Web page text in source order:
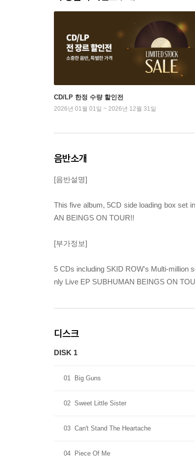
CD/LP 한정 수량 할인전
2026년 01월 01일 ~ 2026년 12월 31일
음반소개
[음반설명]
This five album, 5CD side loading box set
AN BEINGS ON TOUR!!
[부가정보]
5 CDs including SKID ROW's Multi-million
nly Live EP SUBHUMAN BEINGS ON
디스크
DISK 1
01 Big Guns
02 Sweet Little Sister
03 Can't Stand The Heartache
04 Piece Of Me